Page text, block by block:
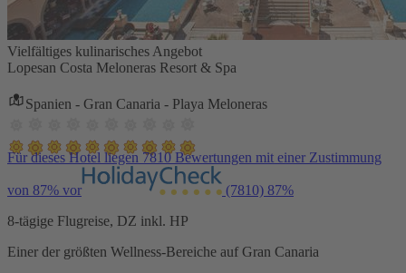
Vielfältiges kulinarisches Angebot
Lopesan Costa Meloneras Resort & Spa
Spanien - Gran Canaria - Playa Meloneras
Für dieses Hotel liegen 7810 Bewertungen mit einer Zustimmung
von 87% vor (7810) 87%
8-tägige Flugreise, DZ inkl. HP
Einer der größten Wellness-Bereiche auf Gran Canaria